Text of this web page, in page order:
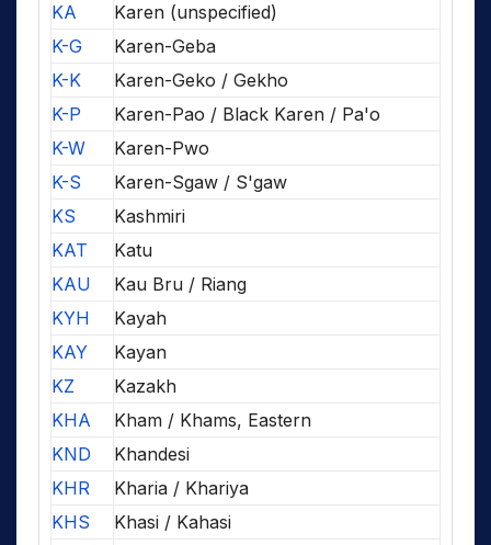
KA
Karen (unspecified)
K-G
Karen-Geba
K-K
Karen-Geko / Gekho
K-P
Karen-Pao / Black Karen / Pa'o
K-W
Karen-Pwo
K-S
Karen-Sgaw / S'gaw
KS
Kashmiri
KAT
Katu
KAU
Kau Bru / Riang
KYH
Kayah
KAY
Kayan
KZ
Kazakh
KHA
Kham / Khams, Eastern
KND
Khandesi
KHR
Kharia / Khariya
KHS
Khasi / Kahasi